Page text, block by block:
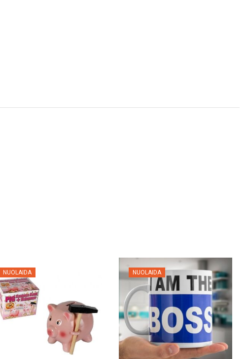
NUOLAIDA NUOLAIDA